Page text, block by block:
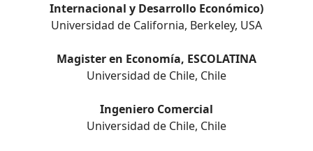
Internacional y Desarrollo Económico)
Universidad de California, Berkeley, USA
Magister en Economía, ESCOLATINA
Universidad de Chile, Chile
Ingeniero Comercial
Universidad de Chile, Chile